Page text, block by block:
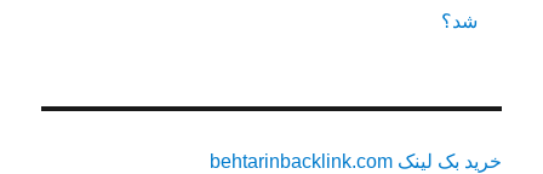
شد؟
خرید بک لینک behtarinbacklink.com